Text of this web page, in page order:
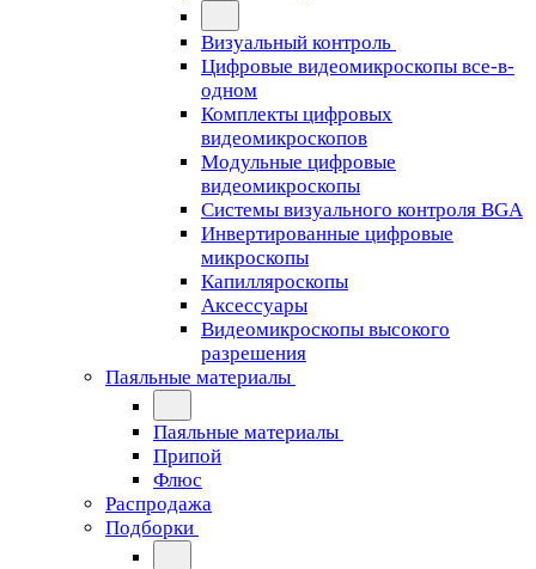
Визуальный контроль
Цифровые видеомикроскопы все-в-
одном
Комплекты цифровых
видеомикроскопов
Модульные цифровые
видеомикроскопы
Cистемы визуального контроля BGA
Инвертированные цифровые
микроскопы
Капилляроскопы
Аксессуары
Видеомикроскопы высокого
разрешения
Паяльные материалы
Паяльные материалы
Припой
Флюс
Распродажа
Подборки